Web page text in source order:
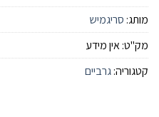
מותג: סריגמיש
מק"ט:אין מידע
קטגוריה:גרביים